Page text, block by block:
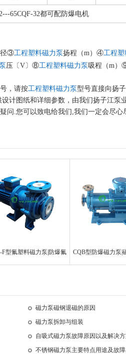
65CQF-32都可配防爆电机
径③工程塑料磁力泵扬程（m）④工程塑
压〔V〕⑧工程塑料磁力泵吸程（m）
，请按工程塑料磁力泵型号直接向扬
计图纸和详细参数，由我们扬子江泵
问.您可以致电给我们,我们一定会尽心
F型氟塑料磁力泵|防爆氟 CQB型防爆磁力泵|
磁力泵磁钢退磁的原因
磁力泵拆卸与组装
自吸式磁力泵故障原因以及解决
不锈钢磁力泵主要特点用途及故